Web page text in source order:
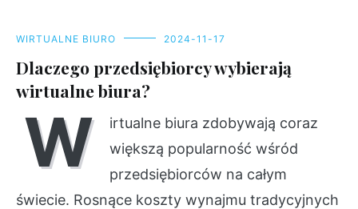
WIRTUALNE BIURO 2024-11-17
Dlaczego przedsiębiorcy wybierają
wirtualne biura?
W
irtualne biura zdobywają coraz
większą popularność wśród
przedsiębiorców na całym
świecie. Rosnące koszty wynajmu tradycyjnych